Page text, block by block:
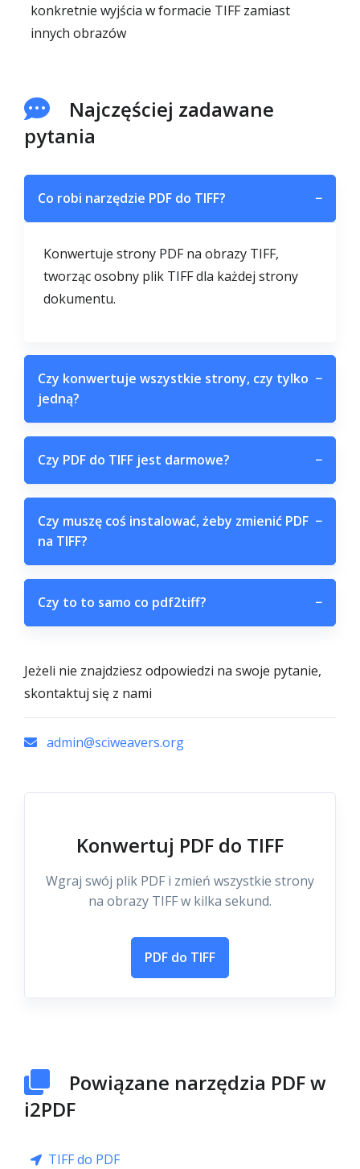
konkretnie wyjścia w formacie TIFF zamiast
innych obrazów
Najczęściej zadawane
pytania
Co robi narzędzie PDF do TIFF? −
Konwertuje strony PDF na obrazy TIFF,
tworząc osobny plik TIFF dla każdej strony
dokumentu.
Czy konwertuje wszystkie strony, czy tylko
jedną?
−
Czy PDF do TIFF jest darmowe? −
Czy muszę coś instalować, żeby zmienić PDF
na TIFF?
−
Czy to to samo co pdf2tiff? −
Jeżeli nie znajdziesz odpowiedzi na swoje pytanie,
skontaktuj się z nami
admin@sciweavers.org
Konwertuj PDF do TIFF
Wgraj swój plik PDF i zmień wszystkie strony
na obrazy TIFF w kilka sekund.
PDF do TIFF
Powiązane narzędzia PDF w
i2PDF
TIFF do PDF